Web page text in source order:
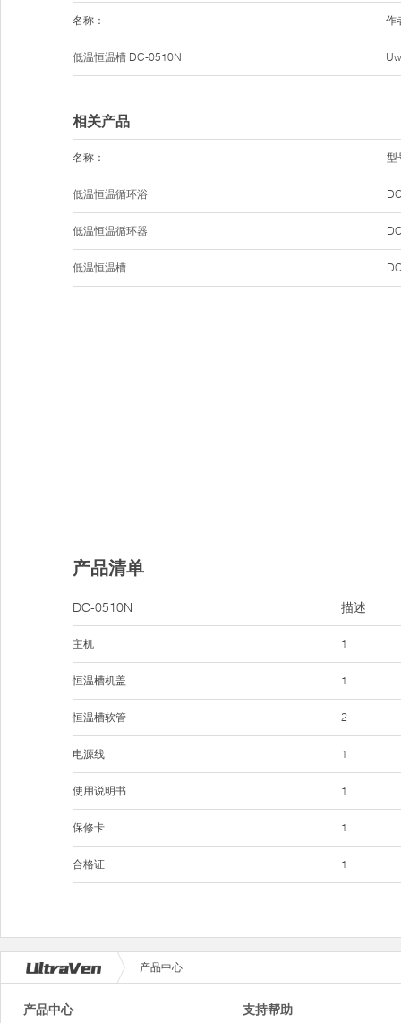
名称： 作
低温恒温槽 DC-0510N
相关产品
名称： 型
低温恒温循环浴
低温恒温循环器
低温恒温槽
产品清单
DC-0510N
主机
恒温槽机盖
恒温槽软管
电源线
使用说明书
保修卡
合格证
描述
1
1
2
1
1
1
1
产品中心
产品中心 支持帮助